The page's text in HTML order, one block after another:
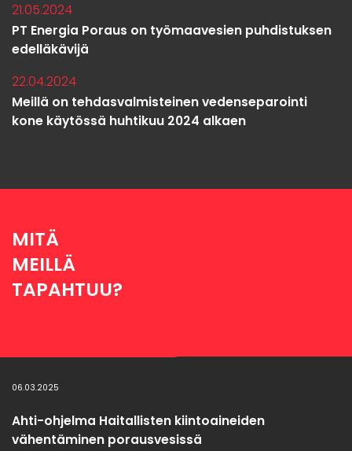
21.05.2024
PT Energia Poraus on työmaavesien puhdistuksen
edelläkävijä
22.04.2024
Meillä on tehdasvalmisteinen vedenseparointi
kone käytössä huhtikuu 2024 alkaen
MITÄ
MEILLÄ
TAPAHTUU?
06.03.2025
Ahti-ohjelma Haitallisten kiintoaineiden
vähentäminen porausvesissä